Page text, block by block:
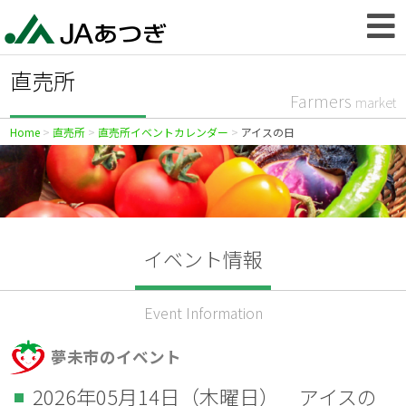
直売所
Farmers market
Home 直売所 直売所イベントカレンダー アイスの日
イベント情報
Event Information
夢未市のイベント
2026年05月14日（木曜日） アイスの